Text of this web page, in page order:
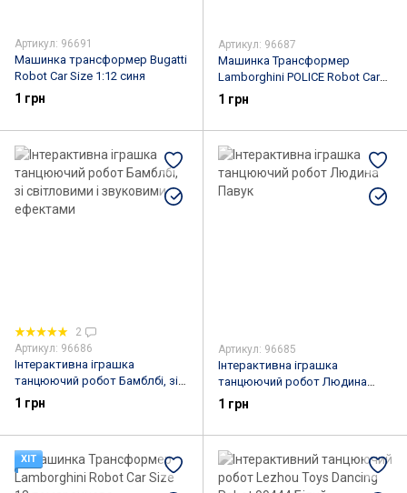
Артикул: 96691
Машинка трансформер Bugatti
Robot Car Size 1:12 синя
1 грн
Артикул: 96687
Машинка Трансформер
Lamborghini POLICE Robot Car
Size 18 синя
1 грн
2
Артикул: 96686
Інтерактивна іграшка
танцюючий робот Бамблбі, зі
світловими і звуковими
ефектами
1 грн
Артикул: 96685
Інтерактивна іграшка
танцюючий робот Людина
Павук
1 грн
ХІТ